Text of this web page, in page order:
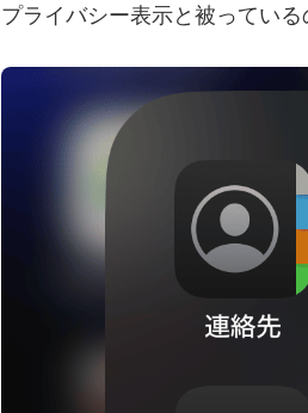
プライバシー表示と被ってい